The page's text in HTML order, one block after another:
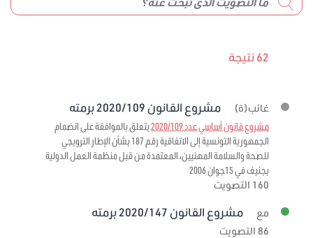
62 نتيجة
غائب(ة) مشروع القانون 2020/109 برمته
مشروع قانون أساسي عدد 2020/109
يتعلق بالموافقة على انضمام
الجمهورية التونسية إلى الاتفاقية رقم 187 بشأن الإطار الترويجي
للصحة والسلامة المهنيين، المعتمدة من قبل منظمة العمل الدولية
بجنيف في 15جوان 2006
160 التصويت
مع مشروع القانون 2020/147 برمته
86 التصويت